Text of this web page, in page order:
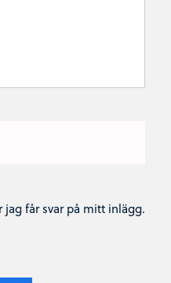
får svar på mitt inlägg.